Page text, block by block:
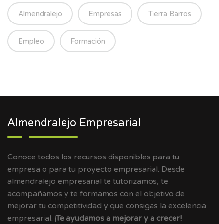
Almendralejo Empresas Tierra Barros
Empleo Formación
Almendralejo Empresarial
Conoce todos los recursos disponibles para tu
empresa o para tu proyecto empresarial. Desde
almendralejo empresarial te tutorizamos, te
acompañamos y te formamos con el objetivo de
mejorar tu competitividad y que consigas la excelencia
empresarial. ¡Te ayudamos a mejorar y a crecer!